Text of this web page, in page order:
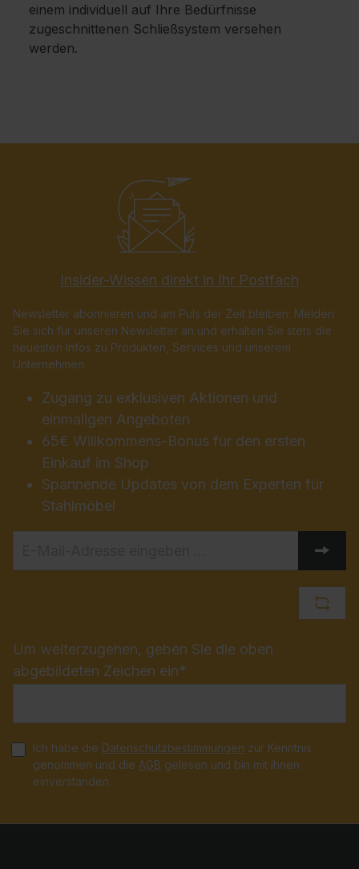
einem individuell auf Ihre Bedürfnisse
zugeschnittenen Schließsystem versehen
werden.
Insider-Wissen direkt in Ihr Postfach
Newsletter abonnieren und am Puls der Zeit bleiben: Melden
Sie sich für unseren Newsletter an und erhalten Sie stets die
neuesten Infos zu Produkten, Services und unserem
Unternehmen.
Zugang zu exklusiven Aktionen und
einmaligen Angeboten
65€ Willkommens-Bonus für den ersten
Einkauf im Shop
Spannende Updates von dem Experten für
Stahlmöbel
Um weiterzugehen, geben Sie die oben
abgebildeten Zeichen ein*
Ich habe die Datenschutzbestimmungen zur Kenntnis
genommen und die AGB gelesen und bin mit ihnen
einverstanden.